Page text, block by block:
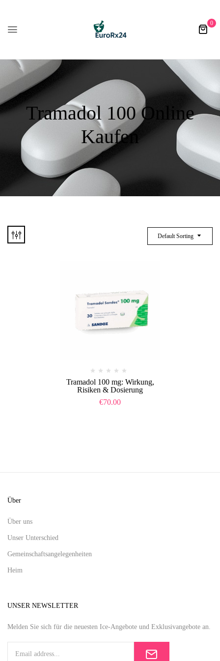
0
Tramadol 100 Online
Kaufen
Default Sorting
Tramadol 100 mg: Wirkung,
Risiken & Dosierung
€70.00
Über
Über uns
Unser Unterschied
Gemeinschaftsangelegenheiten
Heim
UNSER NEWSLETTER
Melden Sie sich für die neuesten Ice-Angebote und Exklusivangebote an.